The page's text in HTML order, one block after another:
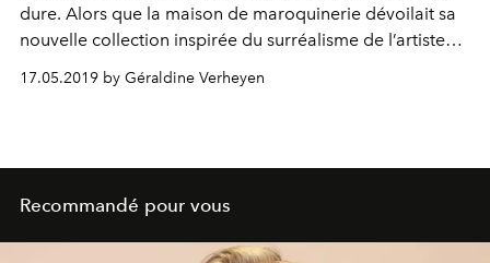
dure. Alors que la maison de maroquinerie dévoilait sa
nouvelle collection inspirée du surréalisme de l’artiste
belge sans sa boutique new-yorkaise, Delvaux en a
également profité pour exposer cinq œuvres inédites de
17.05.2019 by Géraldine Verheyen
Recommandé pour vous